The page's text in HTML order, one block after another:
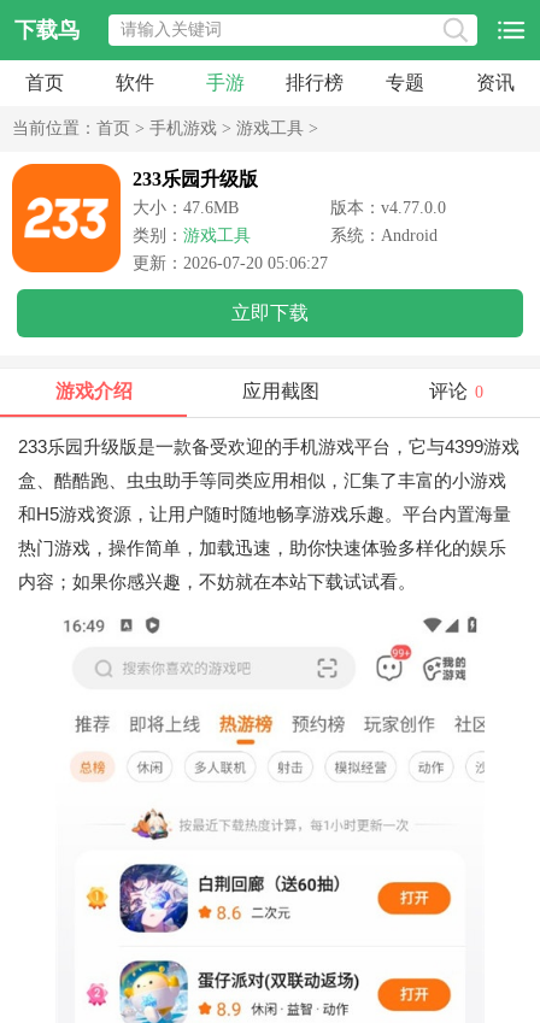
下载鸟
首页 软件 手游 排行榜 专题 资讯
当前位置： 首页 > 手机游戏 > 游戏工具 >
233乐园升级版
大小：47.6MB
版本：v4.77.0.0
类别： 游戏工具
系统：Android
更新：2026-07-20 05:06:27
立即下载
游戏介绍 应用截图 评论 0
233乐园升级版是一款备受欢迎的手机游戏平台，它与4399游戏
盒、酷酷跑、虫虫助手等同类应用相似，汇集了丰富的小游戏
和H5游戏资源，让用户随时随地畅享游戏乐趣。平台内置海量
热门游戏，操作简单，加载迅速，助你快速体验多样化的娱乐
内容；如果你感兴趣，不妨就在本站下载试试看。